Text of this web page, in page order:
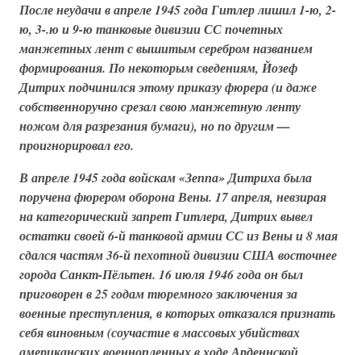
После неудачи в апреле 1945 года Гитлер лишил1-ю, 2-
ю, 3-.ю и9-ю танковые дивизии ССпочетных
манжетных лент с вышитым серебром названием
формирования. По некоторым сведениям, Йозеф
Дитрих подчинился этому приказу фюрера (и даже
собственноручно срезал свою манжетную ленту
ножом для разрезания бумаги), но по другим —
проигнорировал его.
В апреле 1945 года войскам «Зеппа» Дитриха была
поручена фюрером оборона Вены. 17 апреля, невзирая
на категорический запрет Гитлера, Дитрих вывел
остатки своей6-й танковой армии ССиз Вены и 8 мая
сдался частям 36-й пехотной дивизии США восточнее
города Санкт-Пёльтен. 16 июля 1946 года он был
приговорен в 25 годам тюремного заключения за
военные преступления, в которых отказался признать
себя виновным (соучастие в массовых убийствах